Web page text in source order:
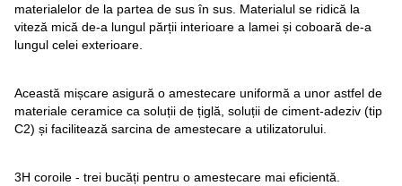
materialelor de la partea de sus în sus. Materialul se ridică la
viteză mică de-a lungul părții interioare a lamei și coboară de-a
lungul celei exterioare.
Această mișcare asigură o amestecare uniformă a unor astfel de
materiale ceramice ca soluții de țiglă, soluții de ciment-adeziv (tip
C2) și facilitează sarcina de amestecare a utilizatorului.
3H coroile - trei bucăți pentru o amestecare mai eficientă.